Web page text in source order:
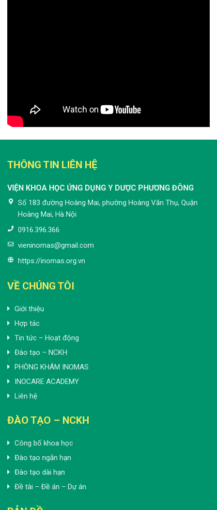
THÔNG TIN LIÊN HỆ
VIỆN KHOA HỌC ỨNG DỤNG Y DƯỢC PHƯƠNG ĐÔNG
Số 183 đường Hoàng Mai, phường Hoàng Văn Thụ, Quận
Hoàng Mai, Hà Nội
0916.396.366
vieninomas@gmail.com
https://inomas.org.vn
VỀ CHÚNG TÔI
Giới thiệu
Hợp tác
Tin tức – Hoạt động
Đào tạo – NCKH
PHÒNG KHÁM INOMAS
INOCARE ACADEMY
Liên hệ
ĐÀO TẠO – NCKH
Công bố khoa học
Đào tạo ngắn hạn
Đào tạo dài hạn
Đề tài – Đề án – Dự án